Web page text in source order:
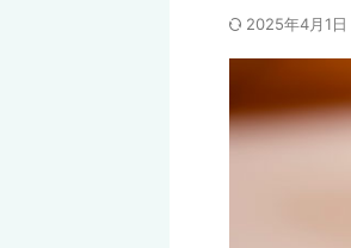
2025年4月1日